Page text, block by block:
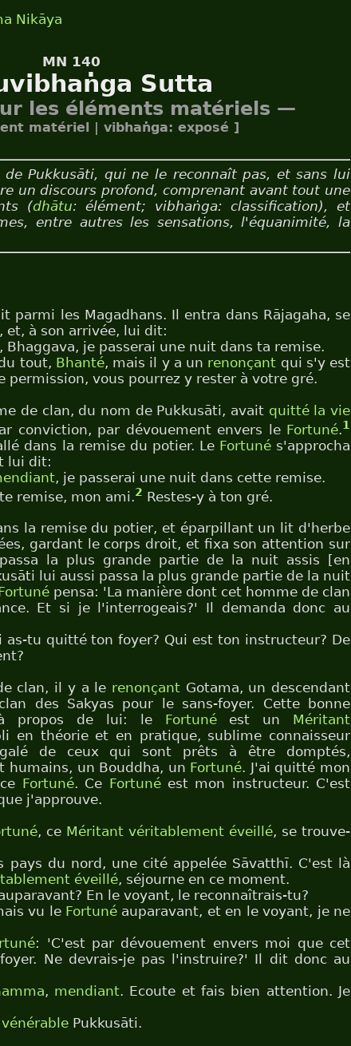
Nikāya
MN 140
Sutta
les éléments matériels —
matériel | vibhaṅga: exposé ]
Pukkusāti, qui ne le reconnaît pas, et sans lui
un discours profond, comprenant avant tout une
(dhātu: élément; vibhaṅga: classification), et
entre autres les sensations, l'équanimité, la
parmi les Magadhans. Il entra dans Rājagaha, se
et, à son arrivée, lui dit:
je passerai une nuit dans ta remise.
tout, Bhanté, mais il y a un renonçant qui s'y est
permission, vous pourrez y rester à votre gré.
de clan, du nom de Pukkusāti, avait quitté la vie
conviction, par dévouement envers le Fortuné.1
dans la remise du potier. Le Fortunés'approcha
lui dit:
, je passerai une nuit dans cette remise.
remise, mon ami.2 Restes-y à ton gré.
la remise du potier, et éparpillant un lit d'herbe
gardant le corps droit, et fixa son attention sur
la plus grande partie de la nuit assis [en
lui aussi passa la plus grande partie de la nuit
pensa: 'La manière dont cet homme de clan
Et si je l'interrogeais?' Il demanda donc au
as-tu quitté ton foyer? Qui est ton instructeur? De
clan, il y a le renonçantGotama, un descendant
des Sakyas pour le sans-foyer. Cette bonne
à propos de lui: le Fortunéest un Méritant
en théorie et en pratique, sublime connaisseur
de ceux qui sont prêts à être domptés,
humains, un Bouddha, un Fortuné. J'ai quitté mon
Fortuné. Ce Fortunéest mon instructeur. C'est
j'approuve.
, ce Méritant véritablement éveillé, se trouve-
du nord, une cité appelée Sāvatthī. C'est là
éveillé, séjourne en ce moment.
En le voyant, le reconnaîtrais-tu?
vu le Fortunéauparavant, et en le voyant, je ne
: 'C'est par dévouement envers moi que cet
Ne devrais-je pas l'instruire?' Il dit donc au
, mendiant. Ecoute et fais bien attention. Je
vénérable Pukkusāti.